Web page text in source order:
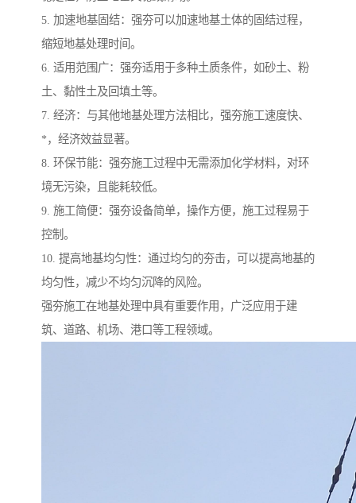
5. 加速地基固结：强夯可以加速地基土体的固结过程，
缩短地基处理时间。
6. 适用范围广：强夯适用于多种土质条件，如砂土、粉
土、黏性土及回填土等。
7. 经济：与其他地基处理方法相比，强夯施工速度快、
*，经济效益显著。
8. 环保节能：强夯施工过程中无需添加化学材料，对环
境无污染，且能耗较低。
9. 施工简便：强夯设备简单，操作方便，施工过程易于
控制。
10. 提高地基均匀性：通过均匀的夯击，可以提高地基的
均匀性，减少不均匀沉降的风险。
强夯施工在地基处理中具有重要作用，广泛应用于建
筑、道路、机场、港口等工程领域。